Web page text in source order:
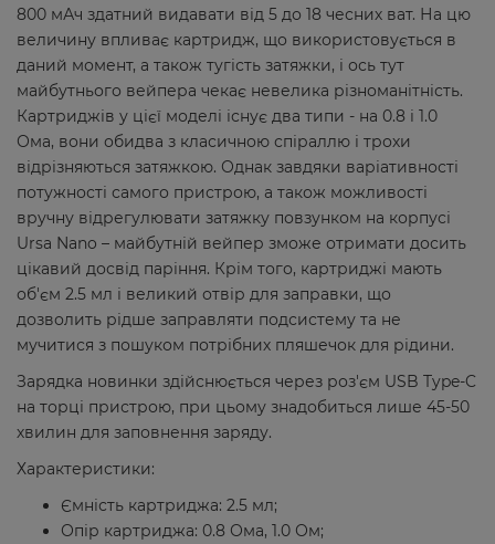
800 мАч здатний видавати від 5 до 18 чесних ват. На цю
величину впливає картридж, що використовується в
даний момент, а також тугість затяжки, і ось тут
майбутнього вейпера чекає невелика різноманітність.
Картриджів у цієї моделі існує два типи - на 0.8 і 1.0
Ома, вони обидва з класичною спіраллю і трохи
відрізняються затяжкою. Однак завдяки варіативності
потужності самого пристрою, а також можливості
вручну відрегулювати затяжку повзунком на корпусі
Ursa Nano – майбутній вейпер зможе отримати досить
цікавий досвід паріння. Крім того, картриджі мають
об'єм 2.5 мл і великий отвір для заправки, що
дозволить рідше заправляти подсистему та не
мучитися з пошуком потрібних пляшечок для рідини.
Зарядка новинки здійснюється через роз'єм USB Type-C
на торці пристрою, при цьому знадобиться лише 45-50
хвилин для заповнення заряду.
Характеристики:
Ємність картриджа: 2.5 мл;
Опір картриджа: 0.8 Ома, 1.0 Ом;